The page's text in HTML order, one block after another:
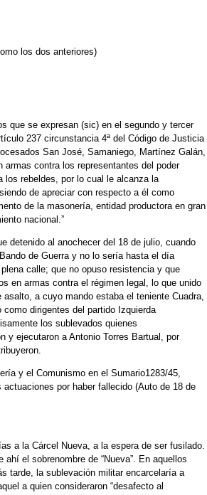
los dos anteriores)
que se expresan (sic) en el segundo y tercer
237 circunstancia 4ª del Código de Justicia
San José, Samaniego, Martínez Galán,
contra los representantes del poder
los rebeldes, por lo cual le alcanza la
de apreciar con respecto a él como
de la masonería, entidad productora en gran
nacional.”
detenido al anochecer del 18 de julio, cuando
de Guerra y no lo sería hasta el día
calle; que no opuso resistencia y que
en armas contra el régimen legal, lo que unido
a cuyo mando estaba el teniente Cuadra,
dirigentes del partido Izquierda
los sublevados quienes
y ejecutaron a Antonio Torres Bartual, por
y el Comunismo en el Sumario1283/45,
por haber fallecido (Auto de 18 de
a la Cárcel Nueva, a la espera de ser fusilado.
el sobrenombre de “Nueva”. En aquellos
tarde, la sublevación militar encarcelaría a
a quien consideraron “desafecto al